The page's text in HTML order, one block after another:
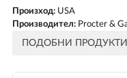
Произход:USA
Производител:Procter &
ПОДОБНИ ПРОДУКТИ